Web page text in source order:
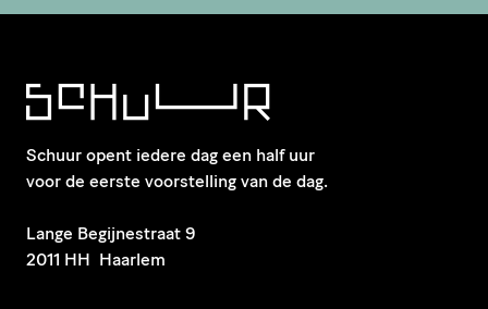
Schuur opent iedere dag een half uur
voor de eerste voorstelling van de dag.
​Lange Begijnestraat 9
2011 HH Haarlem